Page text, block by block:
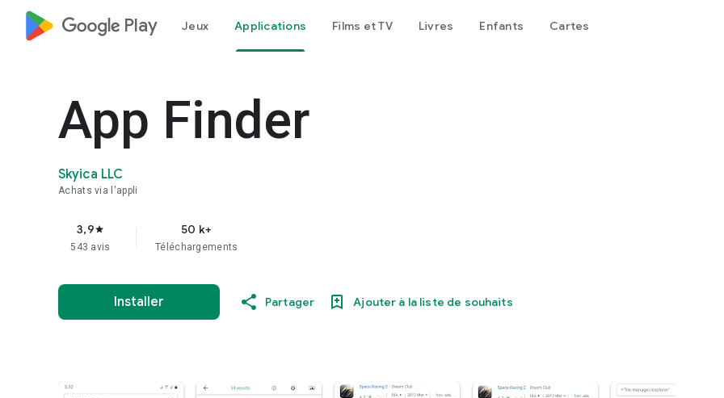
google_logo Play Jeux Applications Films et TV Livres Enfants Cartes
App Finder
Skyica LLC
Achats via l'appli
3,9star
543 avis
50 k+
Téléchargements
Installer Partager Ajouter à la liste de souhaits